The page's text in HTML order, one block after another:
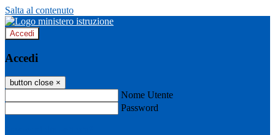
Salta al contenuto
Accedi
Accedi
button close ×
Nome Utente
Password